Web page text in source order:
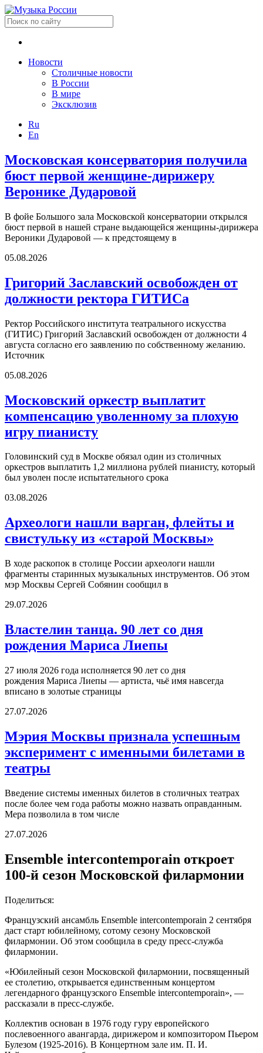
Новости
Столичные новости
В России
В мире
Эксклюзив
Ru
En
Московская консерватория получила
бюст первой женщине-дирижеру
Веронике Дударовой
В фойе Большого зала Московской консерватории открылся
бюст первой в нашей стране выдающейся женщины-дирижера
Вероники Дударовой — к предстоящему в
05.08.2026
Григорий Заславский освобожден от
должности ректора ГИТИСа
Ректор Российского института театрального искусства
(ГИТИС) Григорий Заславский освобожден от должности 4
августа согласно его заявлению по собственному желанию.
Источник
05.08.2026
Московский оркестр выплатит
компенсацию уволенному за плохую
игру пианисту
Головинский суд в Москве обязал один из столичных
оркестров выплатить 1,2 миллиона рублей пианисту, который
был уволен после испытательного срока
03.08.2026
Археологи нашли варган, флейты и
свистульку из «старой Москвы»
В ходе раскопок в столице России археологи нашли
фрагменты старинных музыкальных инструментов. Об этом
мэр Москвы Сергей Собянин сообщил в
29.07.2026
Властелин танца. 90 лет со дня
рождения Мариса Лиепы
27 июля 2026 года исполняется 90 лет со дня
рождения Мариса Лиепы — артиста, чьё имя навсегда
вписано в золотые страницы
27.07.2026
Мэрия Москвы признала успешным
эксперимент с именными билетами в
театры
Введение системы именных билетов в столичных театрах
после более чем года работы можно назвать оправданным.
Мера позволила в том числе
27.07.2026
Ensemble intercontemporain откроет
100-й сезон Московской филармонии
Поделиться:
Французский ансамбль Ensemble intercontemporain 2 сентября
даст старт юбилейному, сотому сезону Московской
филармонии. Об этом сообщила в среду пресс-служба
филармонии.
«Юбилейный сезон Московской филармонии, посвященный
ее столетию, открывается единственным концертом
легендарного французского Ensemble intercontemporain», —
рассказали в пресс-службе.
Коллектив основан в 1976 году гуру европейского
послевоенного авангарда, дирижером и композитором Пьером
Булезом (1925-2016). В Концертном зале им. П. И.